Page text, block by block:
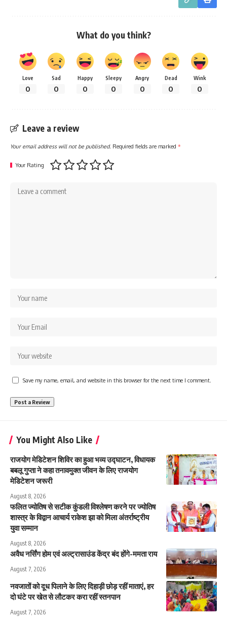
What do you think?
Love
0
Sad
0
Happy
0
Sleepy
0
Angry
0
Dead
0
Wink
0
Leave a review
Your email address will not be published. Required fields are marked *
Your Rating
Save my name, email, and website in this browser for the next time I comment.
You Might Also Like
राजयोग मेडिटेशन शिविर का हुआ भव्य उद्घाटन, विधायक
बबलू गुप्ता ने कहा तनावमुक्त जीवन के लिए राजयोग
मेडिटेशन जरूरी
August 8, 2026
फलित ज्योतिष से सटीक कुंडली विश्लेषण करने पर ज्योतिष
शास्त्र के विद्वान आचार्य राकेश झा को मिला अंतर्राष्ट्रीय
युवा सम्मान
August 8, 2026
अवैध नर्सिंग होम एवं अल्ट्रासाउंड केंद्र बंद होंगे-ममता राय
August 7, 2026
नवजातों को दूध पिलाने के लिए दिहाड़ी छोड़ रहीं माताएं, हर
दो घंटे पर खेत से लौटकर करा रहीं स्तनपान
August 7, 2026